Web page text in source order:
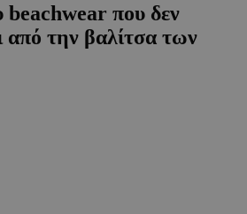
που δεν
από την βαλίτσα των